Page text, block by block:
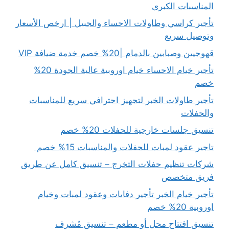
المناسبات الكبرى
تأجير كراسي وطاولات الاحساء والجبيل | ارخص الأسعار
وتوصيل سريع
قهوجيين وصبابين بالدمام |20% خصم خدمة ضيافة VIP
تأجير خيام الاحساء خيام اوروبية عالية الجودة 20%
خصم
تأجير طاولات الخبر لتجهيز احترافي سريع للمناسبات
والحفلات
تنسيق جلسات خارجية للحفلات 20% خصم
تاجير عقود لمبات للحفلات والمناسبات 15% خصم
شركات تنظيم حفلات التخرج – تنسيق كامل عن طريق
فريق متخصص
تأجير خيام الخبر تأجير دفايات وعقود لمبات وخيام
اوروبية 20% خصم
تنسيق افتتاح محل أو مطعم – تنسيق مُشرف